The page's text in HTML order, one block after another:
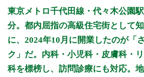
診療時間 月月曜日火曜日
水 水曜日
木
10:00～14:00
● ● ●
14:00〜19:00
●
17:00～20:00
● ● ●
休診日: 日、祝
東京メトロ千代田線・代々木公園
分。都内屈指の高級住宅街として
に、2024年10月に開業したのが「
ク」だ。内科・小児科・皮膚科・
科を標榜し、訪問診療にも対応。